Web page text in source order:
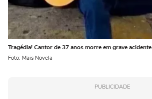
Tragédia! Cantor de 37 anos morre em grave acidente
Foto: Mais Novela
PUBLICIDADE